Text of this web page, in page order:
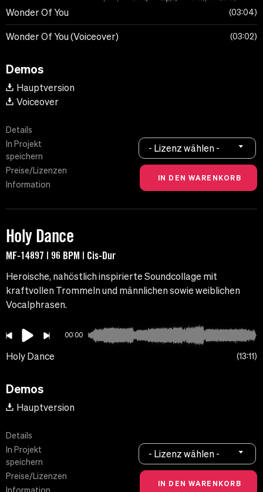
Wonder Of You 03:04
Wonder Of You (Voiceover) 03:02
Demos
Hauptversion
Voiceover
Details
In Projekt
speichern
Preise/Lizenzen
Information
- Lizenz wählen -
Holy Dance
MF-14897 | 96 BPM | Cis-Dur
Heroische, nahöstlich inspirierte Soundcollage mit
kraftvollen Trommeln und männlichen sowie weiblichen
Vocalphrasen.
00:00
Holy Dance 13:11
Demos
Hauptversion
Details
In Projekt
speichern
Preise/Lizenzen
- Lizenz wählen -